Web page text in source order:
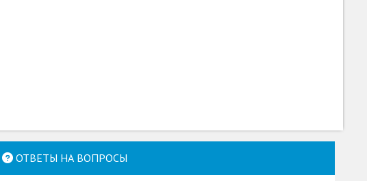
ОТВЕТЫ НА ВОПРОСЫ